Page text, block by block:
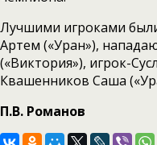
Лучшими игроками
Артем («Уран»),
(«Виктория»), игрок-
Квашенников Саша
П.В. Романов